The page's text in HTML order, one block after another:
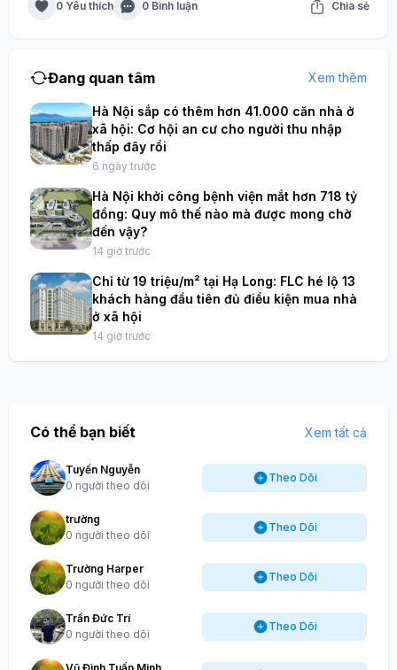
0 Yêu thích 0 Bình luận Chia sẻ
Đang quan tâm Xem thêm
Hà Nội sắp có thêm hơn 41.000 căn nhà ở
xã hội: Cơ hội an cư cho người thu nhập
thấp đây rồi
6 ngày trước
Hà Nội khởi công bệnh viện mắt hơn 718 tỷ
đồng: Quy mô thế nào mà được mong chờ
đến vậy?
14 giờ trước
Chỉ từ 19 triệu/m² tại Hạ Long: FLC hé lộ 13
khách hàng đầu tiên đủ điều kiện mua nhà
ở xã hội
14 giờ trước
Có thể bạn biết Xem tất cả
Tuyến Nguyễn
0 người theo dõi
Theo Dõi
trường
0 người theo dõi
Theo Dõi
Trường Harper
0 người theo dõi
Theo Dõi
Trần Đức Trí
0 người theo dõi
Theo Dõi